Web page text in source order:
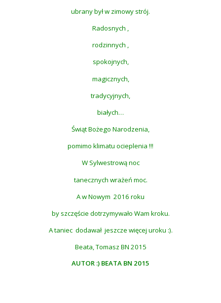
ubrany był w zimowy strój.
Radosnych ,
rodzinnych ,
spokojnych,
magicznych,
tradycyjnych,
białych…
Świąt Bożego Narodzenia,
pomimo klimatu ocieplenia !!!
W Sylwestrową noc
tanecznych wrażeń moc.
A w Nowym 2016 roku
by szczęście dotrzymywało Wam kroku.
A taniec dodawał jeszcze więcej uroku :).
Beata, Tomasz BN 2015
AUTOR :) BEATA BN 2015